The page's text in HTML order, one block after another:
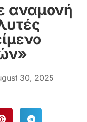
αναμονή
30, 2025